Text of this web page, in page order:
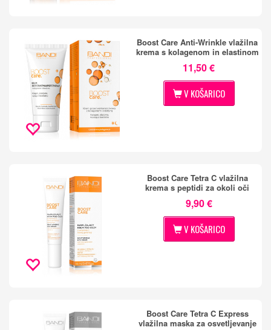
Boost Care Anti-Wrinkle vlažilna
krema s kolagenom in elastinom
11,50 €
V KOŠARICO
Boost Care Tetra C vlažilna
krema s peptidi za okoli oči
9,90 €
V KOŠARICO
Boost Care Tetra C Express
vlažilna maska za osvetljevanje